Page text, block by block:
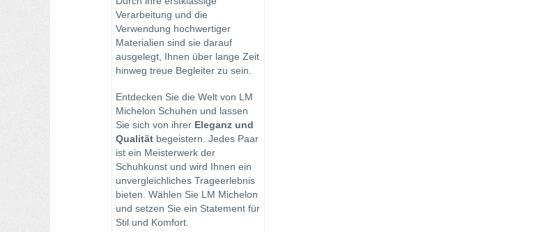
Verarbeitung und die
Verwendung hochwertiger
Materialien sind sie darauf
ausgelegt, Ihnen über lange Zeit
hinweg treue Begleiter zu sein.
Entdecken Sie die Welt von LM
Michelon Schuhen und lassen
Sie sich von ihrer Eleganz und
Qualität begeistern. Jedes Paar
ist ein Meisterwerk der
Schuhkunst und wird Ihnen ein
unvergleichliches Trageerlebnis
bieten. Wählen Sie LM Michelon
und setzen Sie ein Statement für
Stil und Komfort.